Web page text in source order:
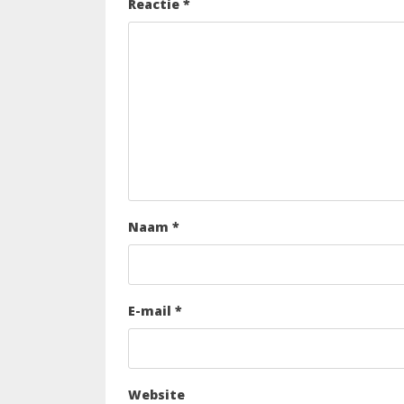
Reactie *
Naam *
E-mail *
Website